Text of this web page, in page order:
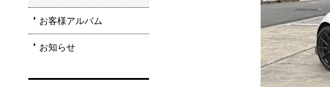
お客様アルバム
お知らせ